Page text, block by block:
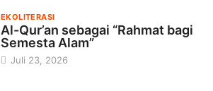
EKOLITERASI
Al-Qur’an sebagai “Rahmat bagi
Semesta Alam”
Juli 23, 2026